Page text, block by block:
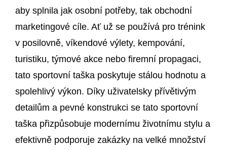
aby splnila jak osobní potřeby, tak obchodní
marketingové cíle. Ať už se používá pro trénink
v posilovně, víkendové výlety, kempování,
turistiku, týmové akce nebo firemní propagaci,
tato sportovní taška poskytuje stálou hodnotu a
spolehlivý výkon. Díky uživatelsky přívětivým
detailům a pevné konstrukci se tato sportovní
taška přizpůsobuje modernímu životnímu stylu a
efektivně podporuje zakázky na velké množství